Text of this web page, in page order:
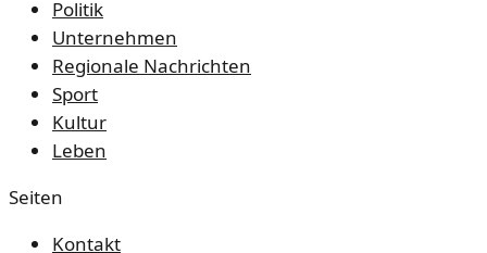
Politik
Unternehmen
Regionale Nachrichten
Sport
Kultur
Leben
Seiten
Kontakt